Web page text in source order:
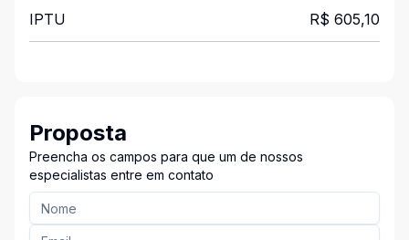
IPTU R$ 605,10
Proposta
Preencha os campos para que um de nossos
especialistas entre em contato